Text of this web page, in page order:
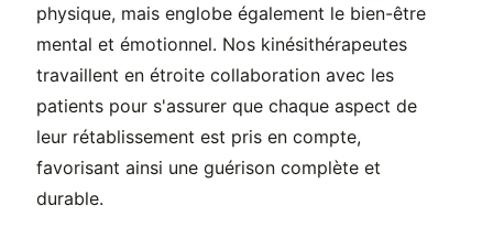
physique, mais englobe également le bien-être
mental et émotionnel. Nos kinésithérapeutes
travaillent en étroite collaboration avec les
patients pour s'assurer que chaque aspect de
leur rétablissement est pris en compte,
favorisant ainsi une guérison complète et
durable.